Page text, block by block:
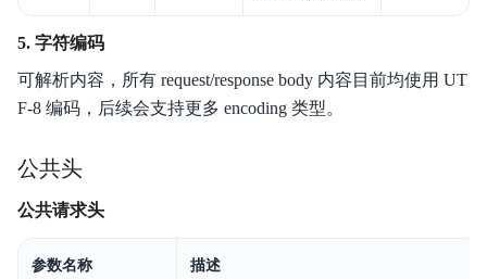
5. 字符编码
可解析内容，所有 request/response body 内容目前均使用 UT
F-8 编码，后续会支持更多 encoding 类型。
公共头
公共请求头
参数名称 描述